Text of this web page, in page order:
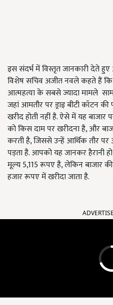
इस संदर्भ में विस्तृत जानकारी देते
विशेष सचिव अजीत नवले कहते हैं कि
आत्महत्या के सबसे ज्यादा मामले
जहां आमतौर पर ड्राइ बीटी कॉटन
खरीद होती नहीं है. ऐसे में यह बाजार
को किस दाम पर खरीदना है, और
करती है, जिससे उन्हें आर्थिक तौर
पड़ता है. आपको यह जानकर हैरानी
मूल्य 5,115 रूपए है, लेकिन बाजार
हजार रूपए में खरीदा जाता है.